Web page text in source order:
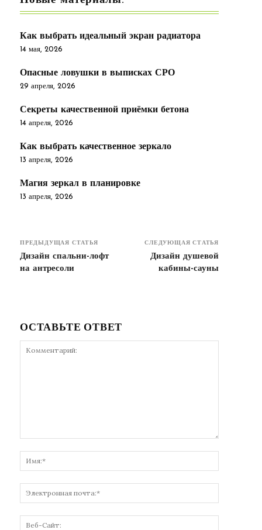
Как выбрать идеальный экран радиатора
14 мая, 2026
Опасные ловушки в выписках СРО
29 апреля, 2026
Секреты качественной приёмки бетона
14 апреля, 2026
Как выбрать качественное зеркало
13 апреля, 2026
Магия зеркал в планировке
13 апреля, 2026
ПРЕДЫДУЩАЯ СТАТЬЯ
Дизайн спальни-лофт
на антресоли
СЛЕДУЮЩАЯ СТАТЬЯ
Дизайн душевой
кабины-сауны
ОСТАВЬТЕ ОТВЕТ
почта:*